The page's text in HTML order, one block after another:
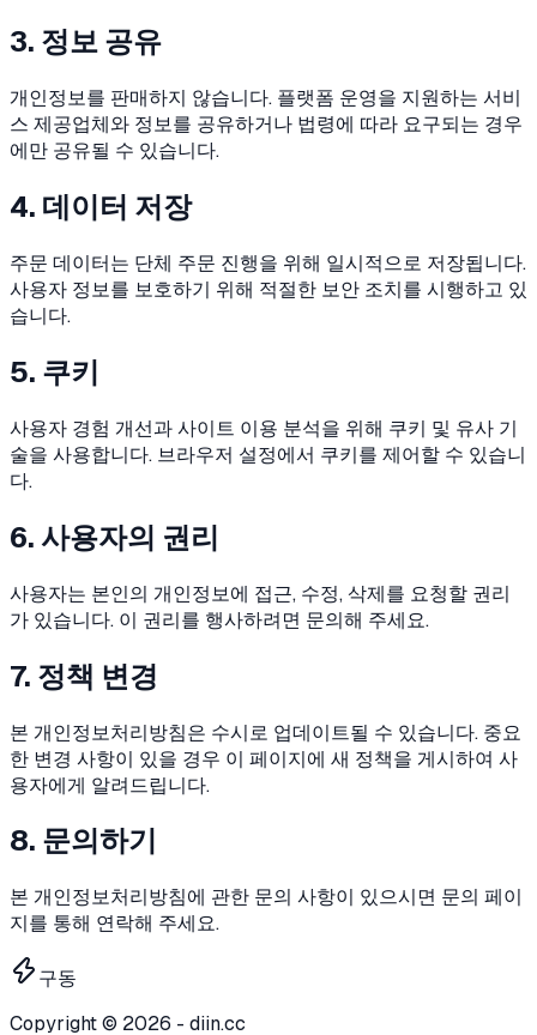
3. 정보 공유
개인정보를 판매하지 않습니다. 플랫폼 운영을 지원하는 서비
스 제공업체와 정보를 공유하거나 법령에 따라 요구되는 경우
에만 공유될 수 있습니다.
4. 데이터 저장
주문 데이터는 단체 주문 진행을 위해 일시적으로 저장됩니다.
사용자 정보를 보호하기 위해 적절한 보안 조치를 시행하고 있
습니다.
5. 쿠키
사용자 경험 개선과 사이트 이용 분석을 위해 쿠키 및 유사 기
술을 사용합니다. 브라우저 설정에서 쿠키를 제어할 수 있습니
다.
6. 사용자의 권리
사용자는 본인의 개인정보에 접근, 수정, 삭제를 요청할 권리
가 있습니다. 이 권리를 행사하려면 문의해 주세요.
7. 정책 변경
본 개인정보처리방침은 수시로 업데이트될 수 있습니다. 중요
한 변경 사항이 있을 경우 이 페이지에 새 정책을 게시하여 사
용자에게 알려드립니다.
8. 문의하기
본 개인정보처리방침에 관한 문의 사항이 있으시면 문의 페이
지를 통해 연락해 주세요.
구동
Copyright © 2026 - diin.cc